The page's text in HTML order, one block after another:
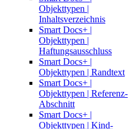
Objekttypen |
Inhaltsverzeichnis
Smart Docs+ |
Objekttypen |
Haftungsausschluss
Smart Docs+ |
Objekttypen | Randtext
Smart Docs+ |
Objekttypen | Referenz-
Abschnitt
Smart Docs+ |
Objekttypen | Kind-